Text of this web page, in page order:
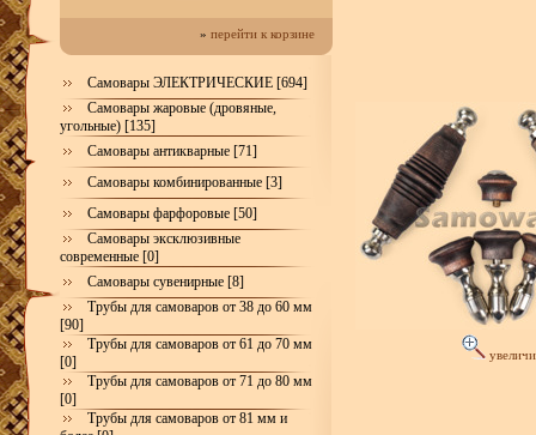
» перейти к корзине
Самовары ЭЛЕКТРИЧЕСКИЕ [694]
Самовары жаровые (дровяные,
угольные) [135]
Самовары антикварные [71]
Самовары комбинированные [3]
Самовары фарфоровые [50]
Самовары эксклюзивные
современные [0]
Самовары сувенирные [8]
Трубы для самоваров от 38 до 60 мм
[90]
Трубы для самоваров от 61 до 70 мм
[0]
Трубы для самоваров от 71 до 80 мм
[0]
Трубы для самоваров от 81 мм и